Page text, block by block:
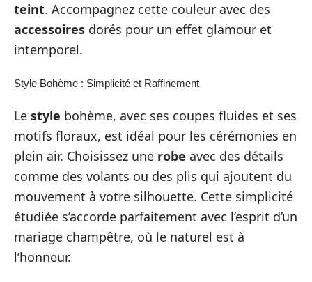
teint. Accompagnez cette couleur avec des
accessoires dorés pour un effet glamour et
intemporel.
Style Bohème : Simplicité et Raffinement
Le style bohème, avec ses coupes fluides et ses
motifs floraux, est idéal pour les cérémonies en
plein air. Choisissez une robe avec des détails
comme des volants ou des plis qui ajoutent du
mouvement à votre silhouette. Cette simplicité
étudiée s’accorde parfaitement avec l’esprit d’un
mariage champêtre, où le naturel est à
l’honneur.